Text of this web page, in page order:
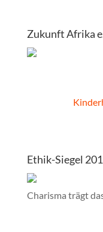
Zukunft Afrika
Ethik-Siegel
Charisma trägt